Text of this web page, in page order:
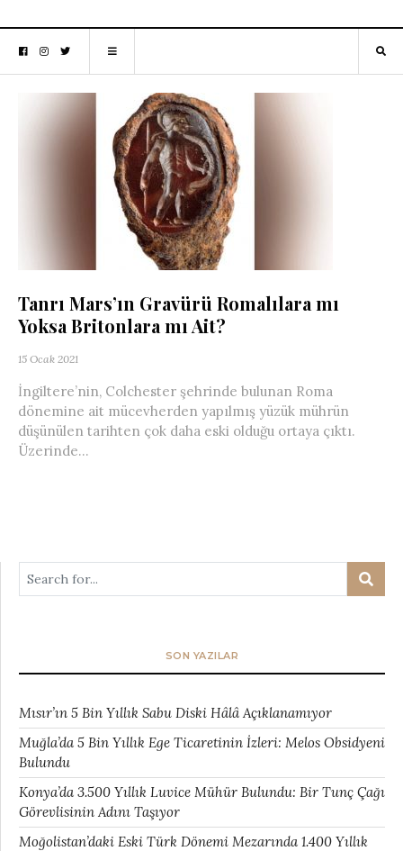
Tanrı Mars’ın Gravürü Romalılara mı
Yoksa Britonlara mı Ait?
15 Ocak 2021
İngiltere’nin, Colchester şehrinde bulunan Roma
dönemine ait mücevherden yapılmış yüzük mührün
düşünülen tarihten çok daha eski olduğu ortaya çıktı.
Üzerinde...
SON YAZILAR
Mısır’ın 5 Bin Yıllık Sabu Diski Hâlâ Açıklanamıyor
Muğla’da 5 Bin Yıllık Ege Ticaretinin İzleri: Melos Obsidyeni
Bulundu
Konya’da 3.500 Yıllık Luvice Mühür Bulundu: Bir Tunç Çağı
Görevlisinin Adını Taşıyor
Moğolistan’daki Eski Türk Dönemi Mezarında 1.400 Yıllık